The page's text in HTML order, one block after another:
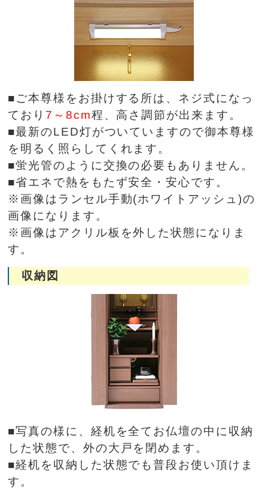
■ご本尊様をお掛けする所は、ネジ式になっ
ており 7～8cm程、高さ調節が出来ます。
■最新のLED灯がついていますので御本尊様
を明るく照らしてくれます。
■蛍光管のように交換の必要もありません。
■省エネで熱をもたず安全・安心です。
※画像はランセル手動(ホワイトアッシュ)の
画像になります。
※画像はアクリル板を外した状態になりま
す。
収納図
■写真の様に、経机を全てお仏壇の中に収納
した状態で、外の大戸を閉めます。
■経机を収納した状態でも普段お使い頂けま
す。